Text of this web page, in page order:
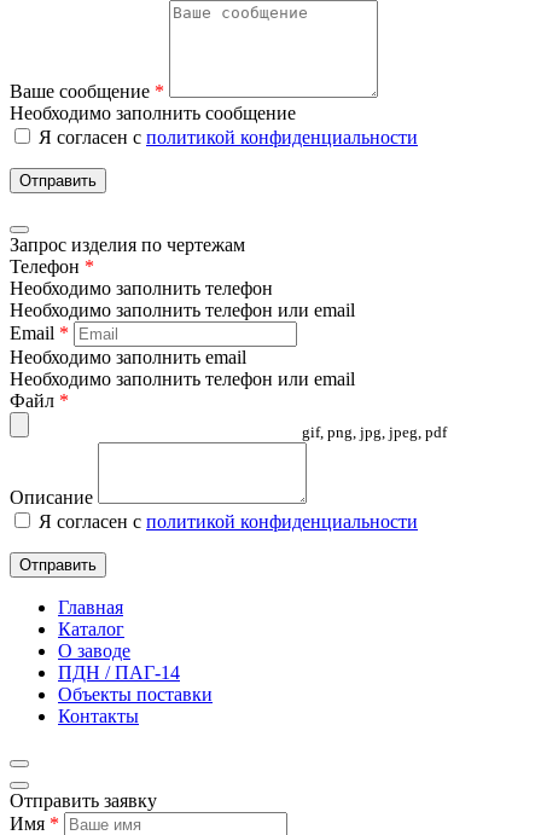
Ваше сообщение *
Необходимо заполнить сообщение
Я согласен с политикой конфиденциальности
Отправить
Запрос изделия по чертежам
Телефон *
Необходимо заполнить телефон
Необходимо заполнить телефон или email
Email *
Необходимо заполнить email
Необходимо заполнить телефон или email
Файл *
gif, png, jpg, jpeg, pdf
Описание
Я согласен с политикой конфиденциальности
Отправить
Главная
Каталог
О заводе
ПДН / ПАГ-14
Объекты поставки
Контакты
Отправить заявку
Имя *